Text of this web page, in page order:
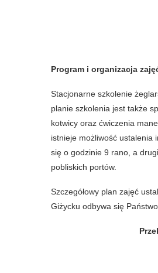
Program i organizacja
Stacjonarne szkolenie
planie szkolenia jest także
kotwicy oraz ćwiczenia
istnieje możliwość ustalenia
się o godzinie 9 rano, a
pobliskich portów.
Szczegółowy plan zajęć
Giżycku odbywa się